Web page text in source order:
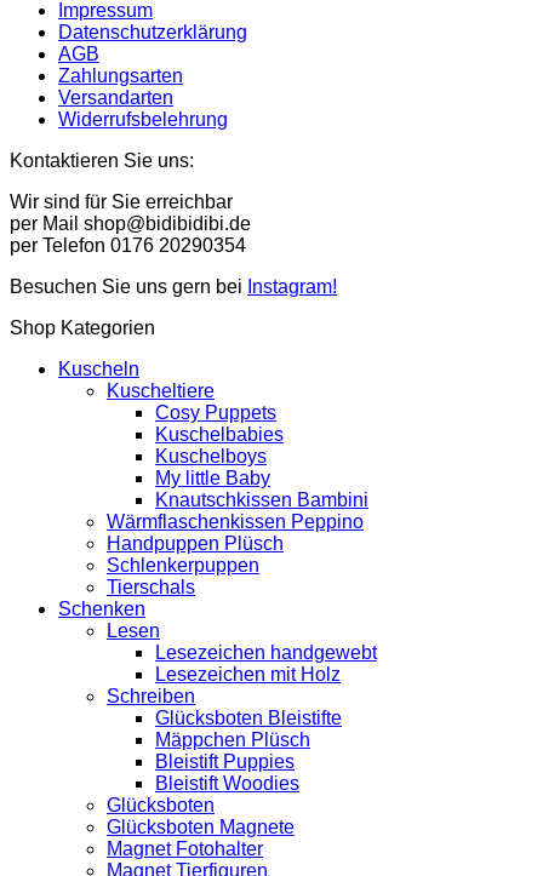
Impressum
Datenschutzerklärung
AGB
Zahlungsarten
Versandarten
Widerrufsbelehrung
Kontaktieren Sie uns:
Wir sind für Sie erreichbar
per Mail shop@bidibidibi.de
per Telefon 0176 20290354
Besuchen Sie uns gern bei Instagram!
Shop Kategorien
Kuscheln
Kuscheltiere
Cosy Puppets
Kuschelbabies
Kuschelboys
My little Baby
Knautschkissen Bambini
Wärmflaschenkissen Peppino
Handpuppen Plüsch
Schlenkerpuppen
Tierschals
Schenken
Lesen
Lesezeichen handgewebt
Lesezeichen mit Holz
Schreiben
Glücksboten Bleistifte
Mäppchen Plüsch
Bleistift Puppies
Bleistift Woodies
Glücksboten
Glücksboten Magnete
Magnet Fotohalter
Magnet Tierfiguren